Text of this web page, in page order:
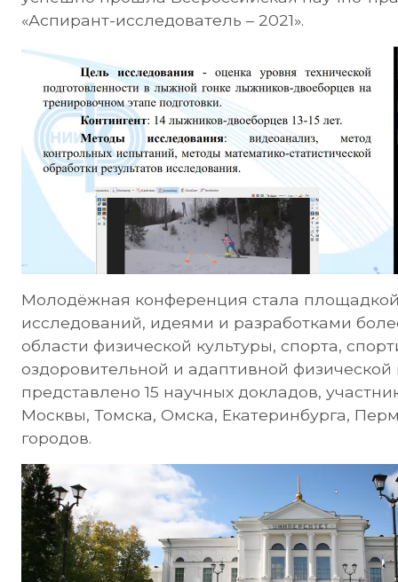
«Аспирант-исследователь – 2021».
Молодёжная конференция стала
исследований, идеями и разработками
области физической культуры, спорта,
оздоровительной и адаптивной
представлено 15 научных докладов,
Москвы, Томска, Омска, Екатеринбурга,
городов.